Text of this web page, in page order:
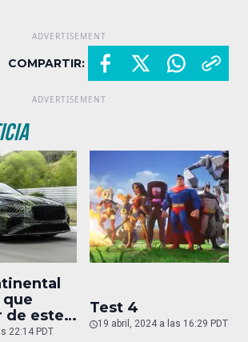
COMPARTIR:
que
de este
22:14 PDT
Test 4
19 abril, 2024 a las 16:29 PDT